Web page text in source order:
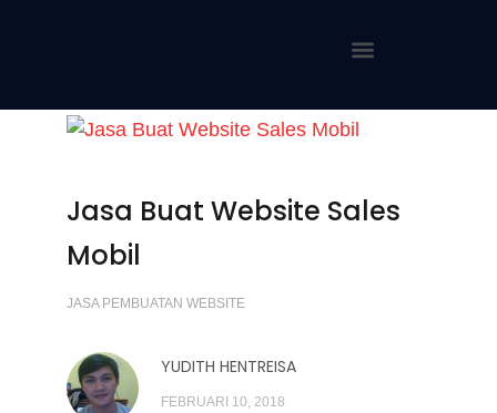
Jasa Buat Website Sales
Mobil
JASA PEMBUATAN WEBSITE
YUDITH HENTREISA
FEBRUARI 10, 2018